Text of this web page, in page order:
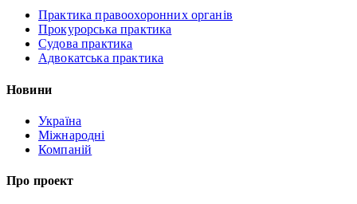
Практика правоохоронних органів
Прокурорська практика
Судова практика
Адвокатська практика
Новини
Україна
Міжнародні
Компаній
Про проект